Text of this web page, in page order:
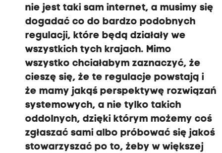
nie jest taki sam internet, a musimy się
dogadać co do bardzo podobnych
regulacji, które będą działały we
wszystkich tych krajach. Mimo
wszystko chciałabym zaznaczyć, że
cieszę się, że te regulacje powstają i
że mamy jakąś perspektywę rozwiązań
systemowych, a nie tylko takich
oddolnych, dzięki którym możemy coś
zgłaszać sami albo próbować się jakoś
stowarzyszać po to, żeby w większej